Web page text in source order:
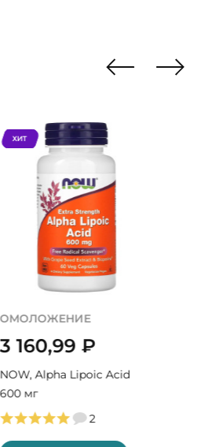
ХИТ
ОМОЛОЖЕНИЕ
3 160,99₽
NOW, Alpha Lipoic Acid
600 мг
2